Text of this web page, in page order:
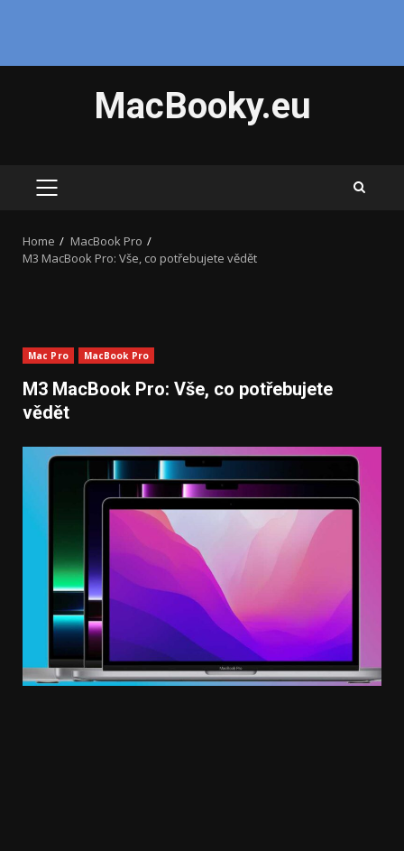
MacBooky.eu
PRIMARY
Home
MacBook Pro
M3 MacBook Pro: Vše, co potřebujete vědět
Mac Pro MacBook Pro
M3 MacBook Pro: Vše, co potřebujete
vědět